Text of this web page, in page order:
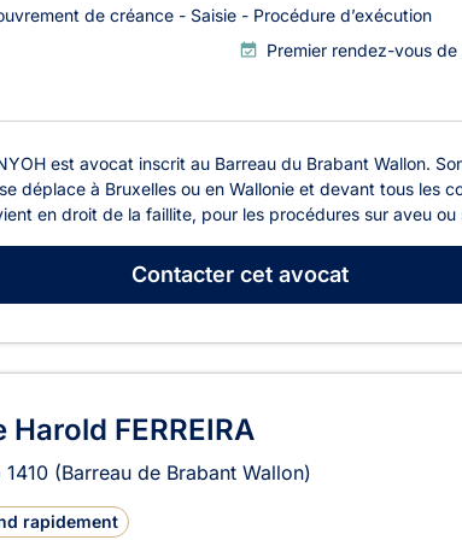
de créance - Saisie - Procédure d’exécution
Premier rendez-vous
est avocat inscrit au Barreau du Brabant Wallon.
déplace à Bruxelles ou en Wallonie et devant tous les
en droit de la faillite, pour les procédures sur aveu ou
Contactercet avocat
Harold FERREIRA
1410 (Barreau de Brabant Wallon)
rapidement